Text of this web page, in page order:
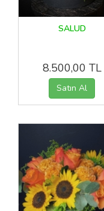
SALUD
8.500,00 TL